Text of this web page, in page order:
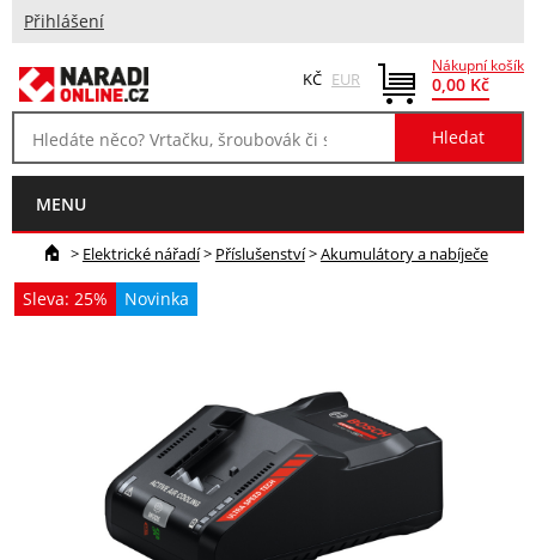
Přihlášení
Nákupní košík
0,00 Kč
KČ EUR
MENU
> Elektrické nářadí> Příslušenství>Akumulátory a nabíječe
Sleva: 25% Novinka